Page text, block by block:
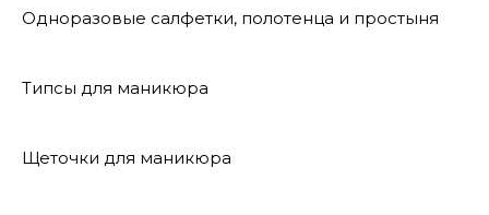
Одноразовые салфетки, полотенца и простыня
Типсы для маникюра
Щеточки для маникюра